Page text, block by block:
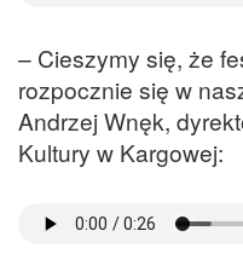
– Cieszymy się, że
rozpocznie się w
Andrzej Wnęk,
Kultury w Kargowej: